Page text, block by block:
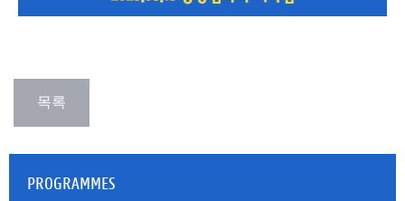
PROGRAMMES